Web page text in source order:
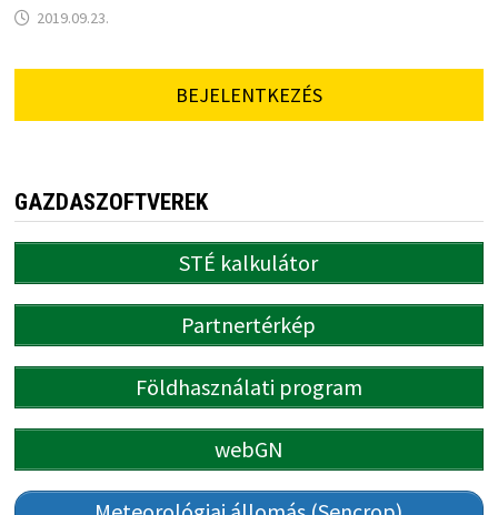
2019.09.23.
BEJELENTKEZÉS
GAZDASZOFTVEREK
STÉ kalkulátor
Partnertérkép
Földhasználati program
webGN